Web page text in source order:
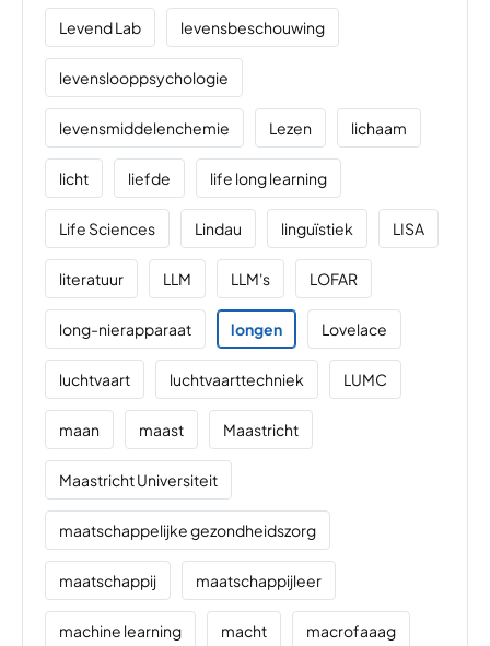
Levend Lab levensbeschouwing
levenslooppsychologie
levensmiddelenchemie Lezen lichaam
licht liefde life long learning
Life Sciences Lindau linguïstiek LISA
literatuur LLM LLM's LOFAR
long-nierapparaat longen Lovelace
luchtvaart luchtvaarttechniek LUMC
maan maast Maastricht
Maastricht Universiteit
maatschappelijke gezondheidszorg
maatschappij maatschappijleer
machine learning macht macrofaaag